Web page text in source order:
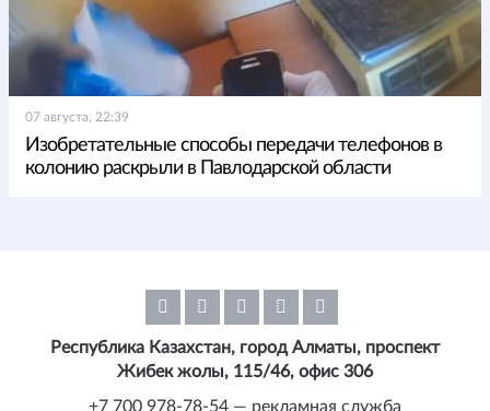
07 августа, 22:39
Изобретательные способы передачи телефонов в
колонию раскрыли в Павлодарской области
Республика Казахстан, город Алматы, проспект
Жибек жолы, 115/46, офис 306
+7 700 978-78-54 — рекламная служба